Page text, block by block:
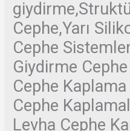
Cephe,Yarı
Cephe
Giydirme
Cephe
Cephe
Levha Cephe